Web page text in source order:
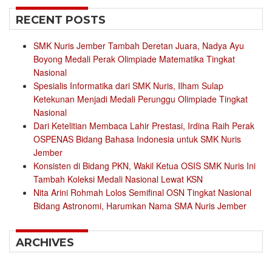
RECENT POSTS
SMK Nuris Jember Tambah Deretan Juara, Nadya Ayu
Boyong Medali Perak Olimpiade Matematika Tingkat
Nasional
Spesialis Informatika dari SMK Nuris, Ilham Sulap
Ketekunan Menjadi Medali Perunggu Olimpiade Tingkat
Nasional
Dari Ketelitian Membaca Lahir Prestasi, Irdina Raih Perak
OSPENAS Bidang Bahasa Indonesia untuk SMK Nuris
Jember
Konsisten di Bidang PKN, Wakil Ketua OSIS SMK Nuris Ini
Tambah Koleksi Medali Nasional Lewat KSN
Nita Arini Rohmah Lolos Semifinal OSN Tingkat Nasional
Bidang Astronomi, Harumkan Nama SMA Nuris Jember
ARCHIVES